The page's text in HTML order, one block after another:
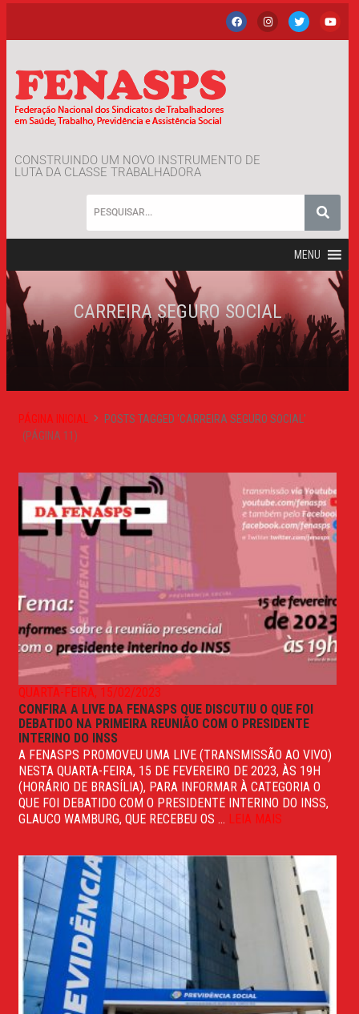
CONSTRUINDO UM NOVO INSTRUMENTO DE
LUTA DA CLASSE TRABALHADORA
MENU
CARREIRA SEGURO SOCIAL
PÁGINA INICIAL
POSTS TAGGED 'CARREIRA SEGURO SOCIAL'
(PÁGINA 11)
QUARTA-FEIRA, 15/02/2023
CONFIRA A LIVE DA FENASPS QUE DISCUTIU O QUE FOI
DEBATIDO NA PRIMEIRA REUNIÃO COM O PRESIDENTE
INTERINO DO INSS
A FENASPS PROMOVEU UMA LIVE (TRANSMISSÃO AO VIVO)
NESTA QUARTA-FEIRA, 15 DE FEVEREIRO DE 2023, ÀS 19H
(HORÁRIO DE BRASÍLIA), PARA INFORMAR À CATEGORIA O
QUE FOI DEBATIDO COM O PRESIDENTE INTERINO DO INSS,
GLAUCO WAMBURG, QUE RECEBEU OS ... LEIA MAIS